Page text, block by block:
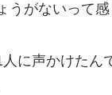
がないって感
に声かけた